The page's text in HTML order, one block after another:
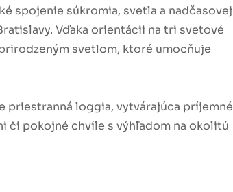
spojenie súkromia, svetla a nadčasovej
Vďaka orientácii na tri svetové
svetlom, ktoré umocňuje
loggia, vytvárajúca príjemné
či pokojné chvíle s výhľadom na okolitú